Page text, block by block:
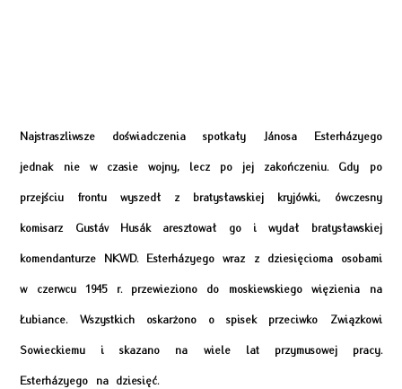
Najstraszliwsze doświadczenia spotkały Jánosa Esterházyego
jednak nie w czasie wojny, lecz po jej zakończeniu. Gdy po
przejściu frontu wyszedł z bratysławskiej kryjówki, ówczesny
komisarz Gustáv Husák aresztował go i wydał bratysławskiej
komendanturze NKWD. Esterházyego wraz z dziesięcioma osobami
w czerwcu 1945 r. przewieziono do moskiewskiego więzienia na
Łubiance. Wszystkich oskarżono o spisek przeciwko Związkowi
Sowieckiemu i skazano na wiele lat przymusowej pracy.
Esterházyego na dziesięć.